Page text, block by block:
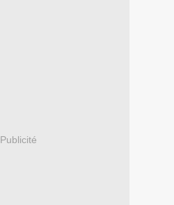
Publicité